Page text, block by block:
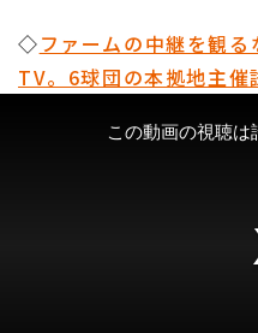
◇ファームの中継を観
TV。6球団の本拠地主催